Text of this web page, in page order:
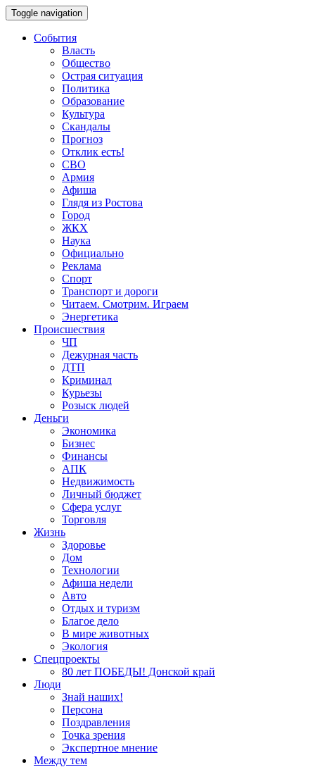
Toggle navigation
События
Власть
Общество
Острая ситуация
Политика
Образование
Культура
Скандалы
Прогноз
Отклик есть!
СВО
Армия
Афиша
Глядя из Ростова
Город
ЖКХ
Наука
Официально
Реклама
Спорт
Транспорт и дороги
Читаем. Смотрим. Играем
Энергетика
Происшествия
ЧП
Дежурная часть
ДТП
Криминал
Курьезы
Розыск людей
Деньги
Экономика
Бизнес
Финансы
АПК
Недвижимость
Личный бюджет
Сфера услуг
Торговля
Жизнь
Здоровье
Дом
Технологии
Афиша недели
Авто
Отдых и туризм
Благое дело
В мире животных
Экология
Спецпроекты
80 лет ПОБЕДЫ! Донской край
Люди
Знай наших!
Персона
Поздравления
Точка зрения
Экспертное мнение
Между тем